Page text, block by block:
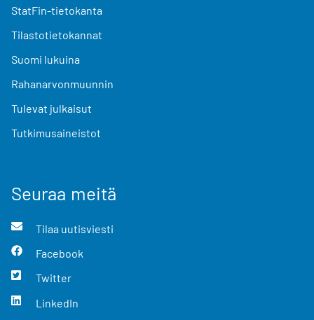
StatFin-tietokanta
Tilastotietokannat
Suomi lukuina
Rahanarvonmuunnin
Tulevat julkaisut
Tutkimusaineistot
Seuraa meitä
Tilaa uutisviesti
Facebook
Twitter
LinkedIn